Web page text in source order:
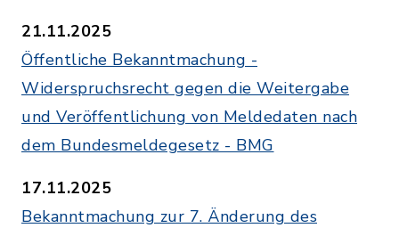
21.11.2025
Öffentliche Bekanntmachung -
Widerspruchsrecht gegen die Weitergabe
und Veröffentlichung von Meldedaten nach
dem Bundesmeldegesetz - BMG
17.11.2025
Bekanntmachung zur 7. Änderung des